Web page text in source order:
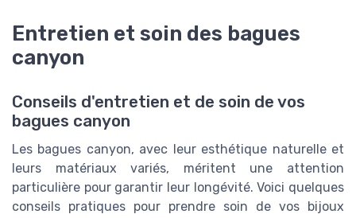
Entretien et soin des bagues
canyon
Conseils d'entretien et de soin de vos
bagues canyon
Les bagues canyon, avec leur esthétique naturelle et
leurs matériaux variés, méritent une attention
particulière pour garantir leur longévité. Voici quelques
conseils pratiques pour prendre soin de vos bijoux